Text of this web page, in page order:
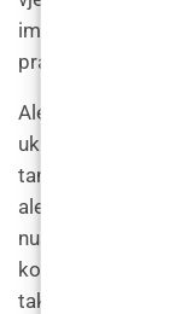
ima svoje
pravi laser za
Aleksandritni
uklanjanje
tamnije kože.
aleksandritnog
nuspojava.
kože i manje je
tako brz kao